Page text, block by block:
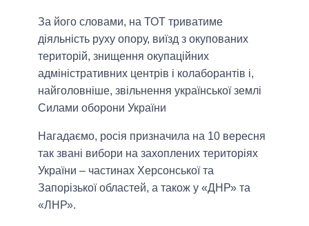
За його словами, на ТОТ триватиме
діяльність руху опору, виїзд з окупованих
територій, знищення окупаційних
адміністративних центрів і колаборантів і,
найголовніше, звільнення української землі
Силами оборони України
Нагадаємо, росія призначила на 10 вересня
так звані вибори на захоплених територіях
України – частинах Херсонської та
Запорізької областей, а також у «ДНР» та
«ЛНР».